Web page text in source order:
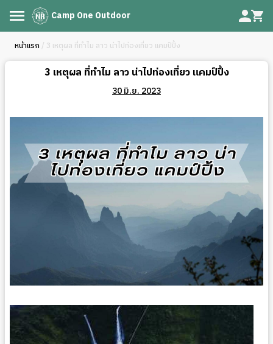
Camp One Outdoor
หน้าแรก / 3 เหตุผล ที่ทำไม ลาว น่าไปท่องเที่ยว แคมป์ปิ้ง
3 เหตุผล ที่ทำไม ลาว น่าไปท่องเที่ยว แคมป์ปิ้ง
30 มิ.ย. 2023